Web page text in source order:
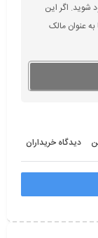
شوید. اگر این
عنوان مالک
دیدگاه خریداران